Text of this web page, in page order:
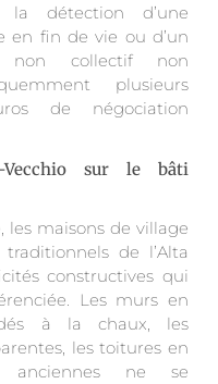
la détection d’une
en fin de vie ou d’un
non collectif non
plusieurs
de négociation
Vecchio sur le bâti
les maisons de village
de l’Alta
constructives qui
Les murs en
à la chaux, les
les toitures en
ne se